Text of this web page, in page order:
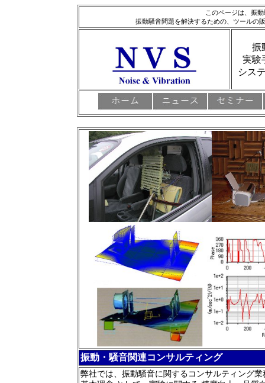
このページは、振
振動騒音問題を解決するための、 ツールの
振
実験
シス
振動・騒音関連コンサルティング
弊社では、振動騒音に関するコンサルティング